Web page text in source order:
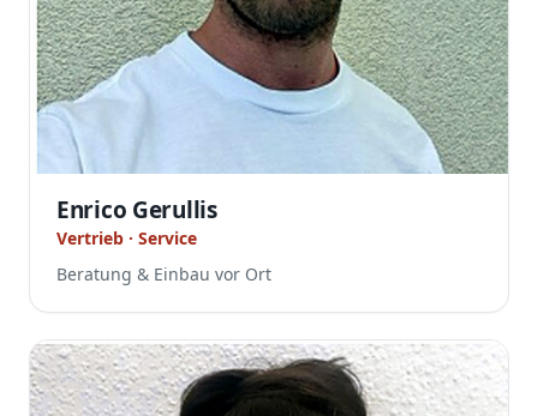
Enrico Gerullis
Vertrieb · Service
Beratung & Einbau vor Ort